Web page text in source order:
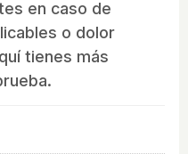
en caso de
o dolor
tienes más